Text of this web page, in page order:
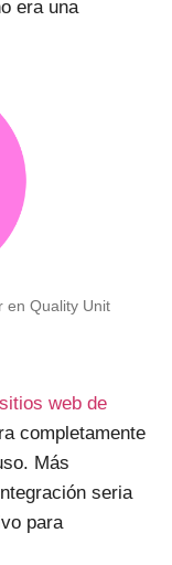
era una
en Quality Unit
web de
completamente
Más
seria
para